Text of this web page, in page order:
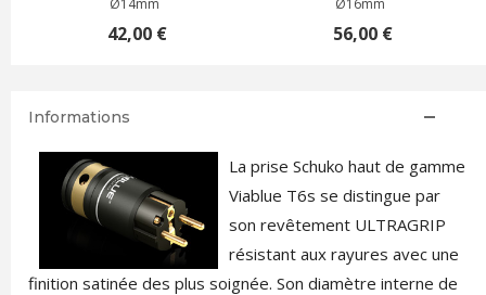
Ø14mm
42,00 €
Ø16mm
56,00 €
Informations
La prise Schuko haut de gamme
Viablue T6s se distingue par
son revêtement ULTRAGRIP
résistant aux rayures avec une
finition satinée des plus soignée. Son diamètre interne de